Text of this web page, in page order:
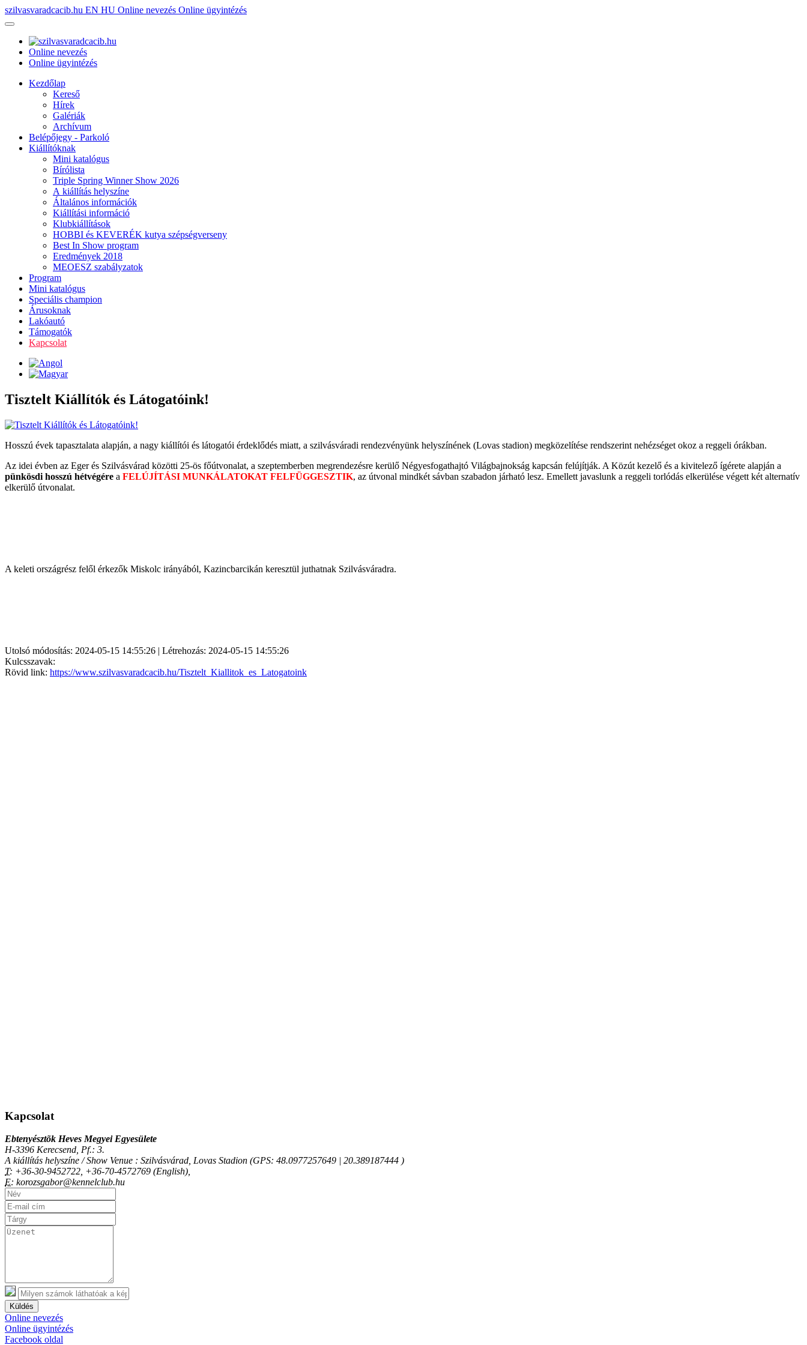
szilvasvaradcacib.hu EN HU Online nevezés Online ügyintézés
Online nevezés
Online ügyintézés
Kezdőlap
Kereső
Hírek
Galériák
Archívum
Belépőjegy - Parkoló
Kiállítóknak
Mini katalógus
Bírólista
Triple Spring Winner Show 2026
A kiállítás helyszíne
Általános információk
Kiállítási információ
Klubkiállítások
HOBBI és KEVERÉK kutya szépségverseny
Best In Show program
Eredmények 2018
MEOESZ szabályzatok
Program
Mini katalógus
Speciális champion
Árusoknak
Lakóautó
Támogatók
Kapcsolat
Tisztelt Kiállítók és Látogatóink!
Hosszú évek tapasztalata alapján, a nagy kiállítói és látogatói érdeklődés miatt, a szilvásváradi rendezvényünk helyszínének (Lovas stadion) megközelítése rendszerint nehézséget okoz a reggeli órákban.
Az idei évben az Eger és Szilvásvárad közötti 25-ös főútvonalat, a szeptemberben megrendezésre kerülő Négyesfogathajtó Világbajnokság kapcsán felújítják. A Közút kezelő és a kivitelező ígérete alapján a
pünkösdi hosszú hétvégére a FELÚJÍTÁSI MUNKÁLATOKAT FELFÜGGESZTIK, az útvonal mindkét sávban szabadon járható lesz. Emellett javaslunk a reggeli torlódás elkerülése végett két alternatív
elkerülő útvonalat.
A keleti országrész felől érkezők Miskolc irányából, Kazincbarcikán keresztül juthatnak Szilvásváradra.
Utolsó módosítás: 2024-05-15 14:55:26 | Létrehozás: 2024-05-15 14:55:26
Kulcsszavak:
Rövid link: https://www.szilvasvaradcacib.hu/Tisztelt_Kiallitok_es_Latogatoink
Kapcsolat
Ebtenyésztõk Heves Megyei Egyesülete
H-3396 Kerecsend, Pf.: 3.
A kiállítás helyszíne / Show Venue : Szilvásvárad, Lovas Stadion (GPS: 48.0977257649 | 20.389187444 )
T: +36-30-9452722, +36-70-4572769 (English),
E: korozsgabor@kennelclub.hu
Küldés
Online nevezés
Online ügyintézés
Facebook oldal